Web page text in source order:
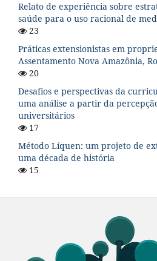
Relato de experiência sobre
saúde para o uso racional de
23
Práticas extensionistas em
Assentamento Nova Amazônia,
20
Desafios e perspectivas da
uma análise a partir da
universitários
17
Método Líquen: um projeto de
uma década de história
15